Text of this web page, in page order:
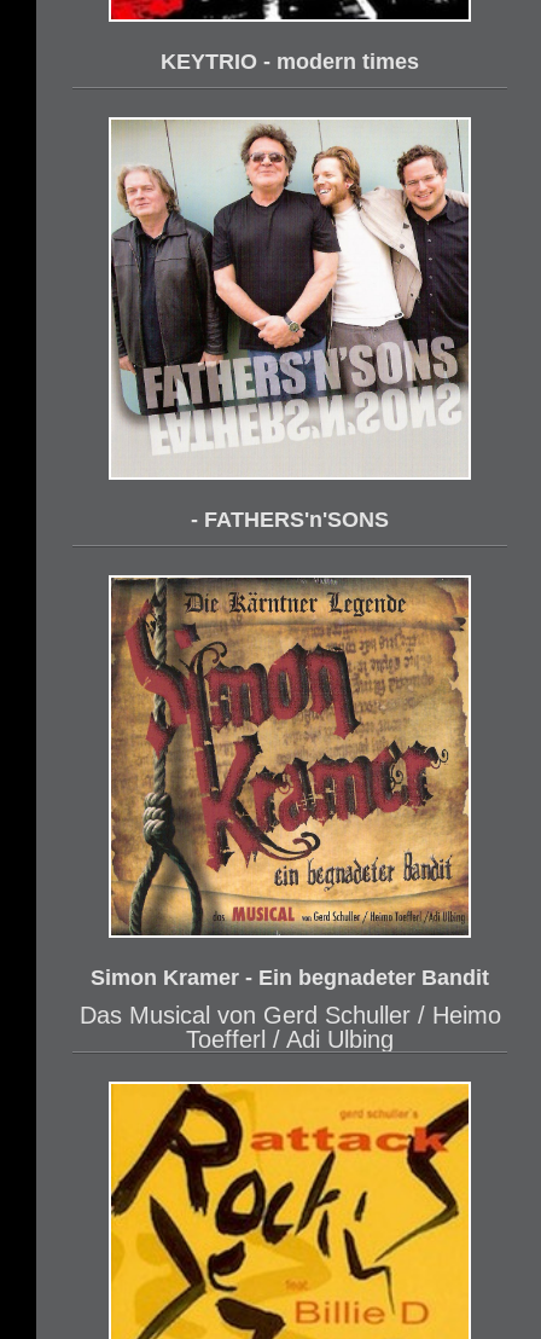
KEYTRIO - modern times
- FATHERS'n'SONS
Simon Kramer - Ein begnadeter Bandit
Das Musical von Gerd Schuller / Heimo
Toefferl / Adi Ulbing